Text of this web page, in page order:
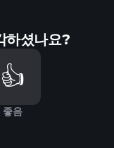
하셨나요?
👍
좋음